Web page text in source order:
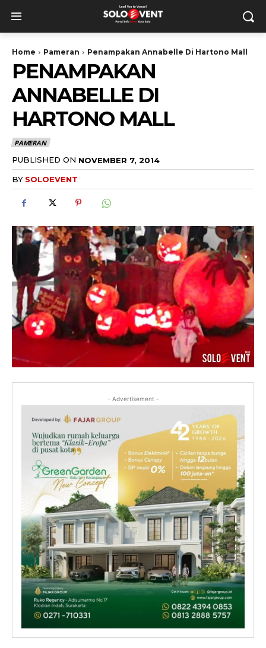
Home Pameran Penampakan Annabelle Di Hartono Mall
PENAMPAKAN
ANNABELLE DI
HARTONO MALL
PAMERAN
PUBLISHED ON NOVEMBER 7, 2014
BY SOLOEVENT
- Advertisement -